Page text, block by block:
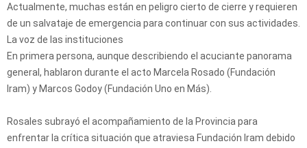
Actualmente, muchas están en peligro cierto de cierre y requieren
de un salvataje de emergencia para continuar con sus actividades.
La voz de las instituciones
En primera persona, aunque describiendo el acuciante panorama
general, hablaron durante el acto Marcela Rosado (Fundación
Iram) y Marcos Godoy (Fundación Uno en Más).
Rosales subrayó el acompañamiento de la Provincia para
enfrentar la crítica situación que atraviesa Fundación Iram debido